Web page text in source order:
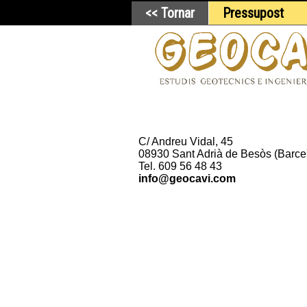
<< Tornar Pressupost
C/ Andreu Vidal, 45
08930 Sant Adrià de Besòs
Tel. 609 56 48 43
info@geocavi.com